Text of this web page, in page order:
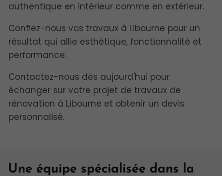
authentique en intérieur comme en extérieur.
Confiez-nous vos travaux à Libourne pour un
résultat qui allie esthétique, fonctionnalité et
performance.
Contactez-nous dès aujourd'hui pour
échanger sur votre projet de travaux de
rénovation à Libourne et obtenir un devis
personnalisé.
Une équipe spécialisée dans la